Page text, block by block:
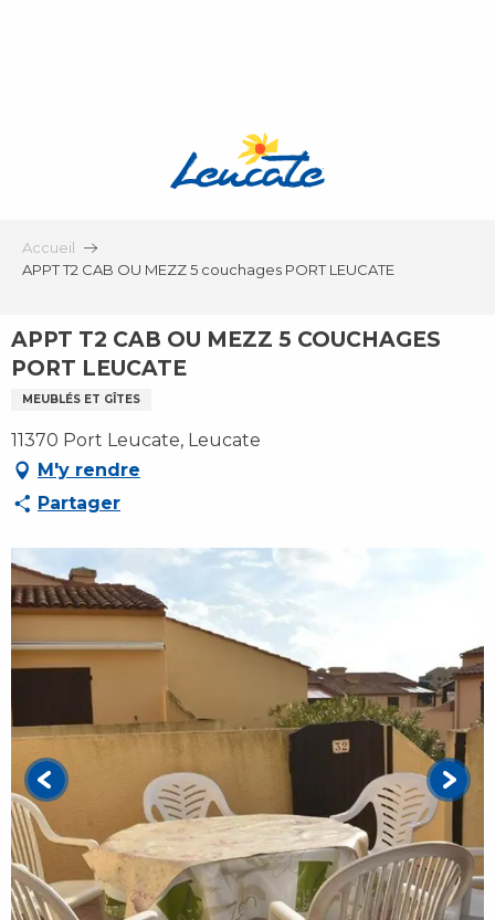
Accueil
APPT T2 CAB OU MEZZ 5 couchages PORT LEUCATE
APPT T2 CAB OU MEZZ 5 COUCHAGES
PORT LEUCATE
MEUBLÉS ET GÎTES
11370 Port Leucate, Leucate
M'y rendre
Partager